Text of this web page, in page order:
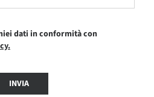
dati in conformità con
INVIA